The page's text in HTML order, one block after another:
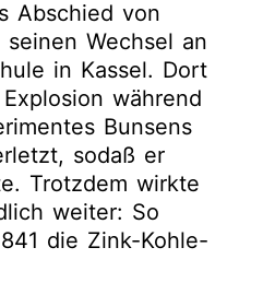
Abschied von
Wechsel an
in Kassel. Dort
während
Bunsens
sodaß er
Trotzdem wirkte
weiter: So
die Zink-Kohle-